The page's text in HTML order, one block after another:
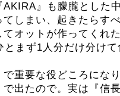
AKIRA』も朦朧とした
てしまい、起きたらす
てオットが作ってくれ
とまず1人分だけ分け
で重要な役どころにな
で出たので。実は『信